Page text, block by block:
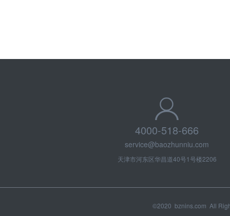
4000-518-666
service@baozhunniu.com
天津市河东区华昌道40号1号楼2206
©2020 bznins.com All